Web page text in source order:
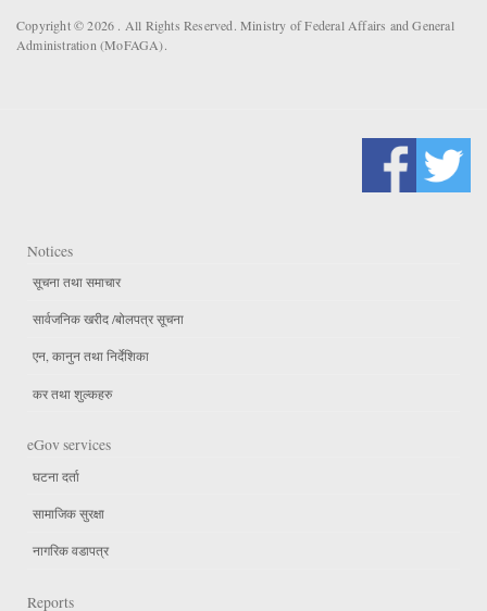
Copyright © 2026 . All Rights Reserved. Ministry of Federal Affairs and General
Administration (MoFAGA).
Notices
सूचना तथा समाचार
सार्वजनिक खरीद /बोलपत्र सूचना
एन, कानुन तथा निर्देशिका
कर तथा शुल्कहरु
eGov services
घटना दर्ता
सामाजिक सुरक्षा
नागरिक वडापत्र
Reports